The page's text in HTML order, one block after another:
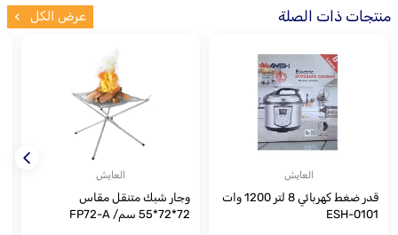
منتجات ذات الصلة عرض الكل
العايش
قدر ضغط كهربائي 8 لتر 1200 وات
ESH-0101
العايش
وجار شبك متنقل مقاس
72*72*55 سم/ FP72-A